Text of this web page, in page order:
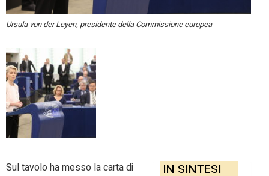
Ursula von der Leyen, presidente della Commissione europea
IN SINTESI
Sul tavolo ha messo la carta di